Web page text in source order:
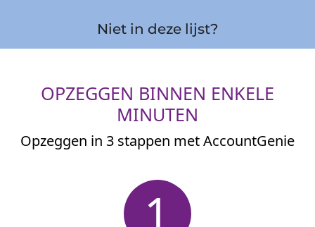
Niet in deze lijst?
OPZEGGEN BINNEN ENKELE
MINUTEN
Opzeggen in 3 stappen met AccountGenie
1